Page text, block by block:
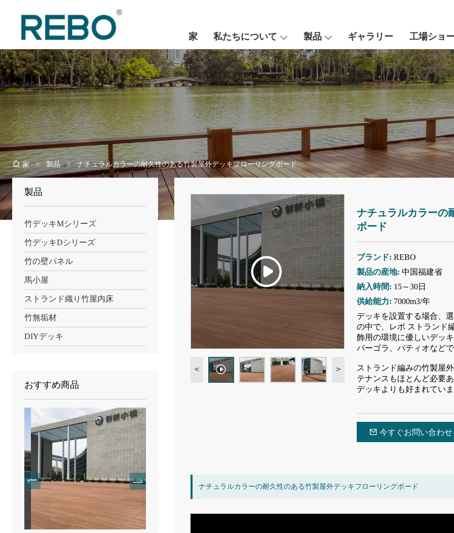
家 私たちについて 製品 ギャラリー 工場ショ
家 > 製品 > ナチュラルカラーの耐久性のある竹製屋外デッキフローリングボード
製品
竹デッキMシリーズ
竹デッキDシリーズ
竹の壁パネル
馬小屋
ストランド織り竹屋内床
竹無垢材
DIYデッキ
おすすめ商品
< >
ナチュラルカラーの
ボード
ブランド: REBO
製品の産地: 中国福建省
納入時間: 15～30日
供給能力: 7000m3/年
デッキを設置する場合、
の中で、レボ ストランド
飾用の環境に優しいデッ
パーゴラ、パティオなど
ストランド編みの竹製屋
テナンスもほとんど必要
デッキよりも好まれていま
今すぐお問い合わ
ナチュラルカラーの耐久性のある竹製屋外デッキフローリングボード